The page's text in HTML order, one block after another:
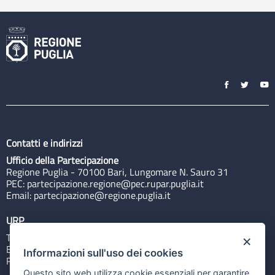
Contatti e indirizzi
Ufficio della Partecipazione
Regione Puglia - 70100 Bari, Lungomare N. Sauro 31
PEC: partecipazione.regione@pec.rupar.puglia.it
Email: partecipazione@regione.puglia.it
URP
Tel: 800713939
Email:quiregione@regione.puglia.it
Rubrica
×
Informazioni sull'uso dei cookies
Questo sito web utilizza cookie essenziali per garantire